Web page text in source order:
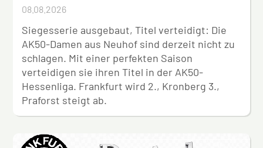
08.08.2026
Siegesserie ausgebaut, Titel verteidigt: Die
AK50-Damen aus Neuhof sind derzeit nicht zu
schlagen. Mit einer perfekten Saison
verteidigen sie ihren Titel in der AK50-
Hessenliga. Frankfurt wird 2., Kronberg 3.,
Praforst steigt ab.